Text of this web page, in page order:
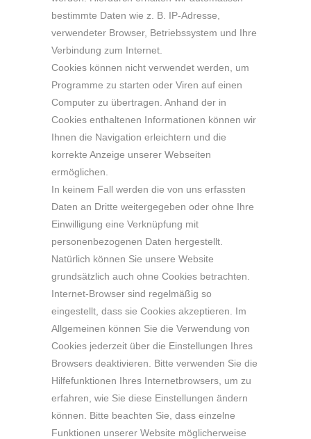
bestimmte Daten wie z. B. IP-Adresse,
verwendeter Browser, Betriebssystem und Ihre
Verbindung zum Internet.
Cookies können nicht verwendet werden, um
Programme zu starten oder Viren auf einen
Computer zu übertragen. Anhand der in
Cookies enthaltenen Informationen können wir
Ihnen die Navigation erleichtern und die
korrekte Anzeige unserer Webseiten
ermöglichen.
In keinem Fall werden die von uns erfassten
Daten an Dritte weitergegeben oder ohne Ihre
Einwilligung eine Verknüpfung mit
personenbezogenen Daten hergestellt.
Natürlich können Sie unsere Website
grundsätzlich auch ohne Cookies betrachten.
Internet-Browser sind regelmäßig so
eingestellt, dass sie Cookies akzeptieren. Im
Allgemeinen können Sie die Verwendung von
Cookies jederzeit über die Einstellungen Ihres
Browsers deaktivieren. Bitte verwenden Sie die
Hilfefunktionen Ihres Internetbrowsers, um zu
erfahren, wie Sie diese Einstellungen ändern
können. Bitte beachten Sie, dass einzelne
Funktionen unserer Website möglicherweise